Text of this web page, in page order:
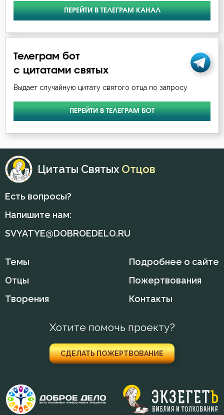
Война
Воля
Воплощение
Воскресение
Воспитание
Глаза
Гнев Божий
Гордость
Грех
Девство
Дело
Друг
ПЕРЕЙТИ В ТЕЛЕГРАМ КАНАЛ
Телеграм бот
с цитатами святых
Выдает случайную цитату святого отца по запросу
ПЕРЕЙТИ В ТЕЛЕГРАМ БОТ
Цитаты Святых Отцов
Есть вопросы?
Напишите нам:
SVYATYE@DOBROEDELO.RU
Темы
Отцы
Творения
Подробнее о сайте
Пожертвования
Контакты
Хотите помочь проекту?
СДЕЛАТЬ ПОЖЕРТВОВАНИЕ